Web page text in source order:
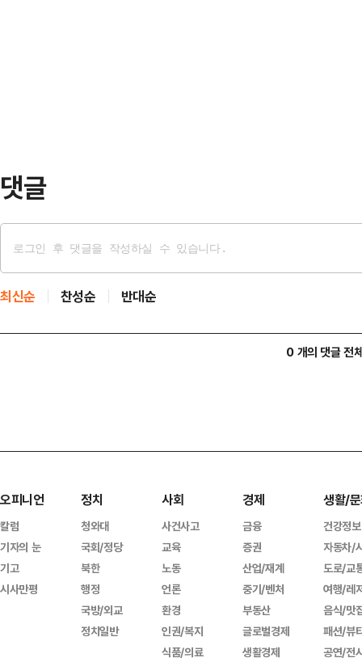
댓글
최신순 찬성순 반대순
0 개의 댓글 전
오피니언
칼럼
기자의 눈
기고
시사만평
정치
청와대
국회/정당
북한
행정
국방/외교
정치일반
사회
사건사고
교육
노동
언론
환경
인권/복지
식품/의료
경제
금융
증권
산업/재계
중기/벤처
부동산
글로벌경제
생활경제
생활/
건강정보
자동차/
도로/교
여행/레
음식/맛
패션/뷰
공연/전